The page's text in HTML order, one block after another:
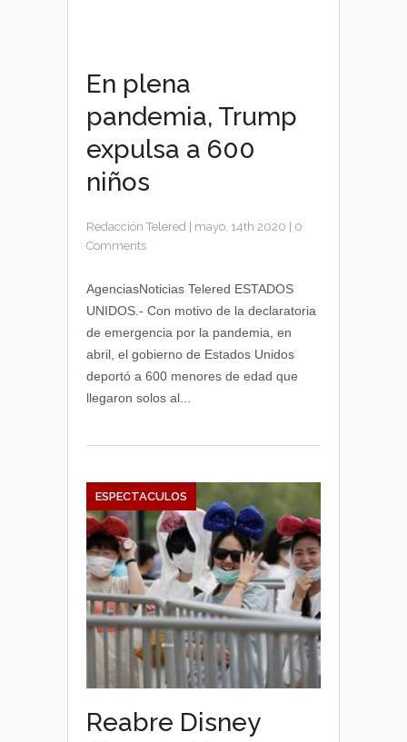
En plena
pandemia, Trump
expulsa a 600
niños
Redacción Telered mayo, 14th 2020
0
Comments
AgenciasNoticias Telered ESTADOS
UNIDOS.- Con motivo de la declaratoria
de emergencia por la pandemia, en
abril, el gobierno de Estados Unidos
deportó a 600 menores de edad que
llegaron solos al...
ESPECTACULOS
Reabre Disney